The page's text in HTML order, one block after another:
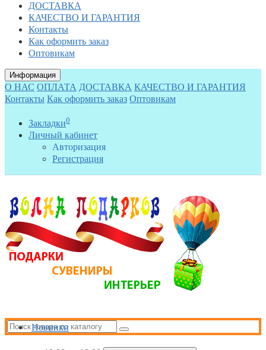
ДОСТАВКА
КАЧЕСТВО И ГАРАНТИЯ
Контакты
Как оформить заказ
Оптовикам
Информация
О НАС ОПЛАТА ДОСТАВКА КАЧЕСТВО И ГАРАНТИЯ
Контакты Как оформить заказ Оптовикам
Закладки0
Личный кабинет
Авторизация
Регистрация
Новинки